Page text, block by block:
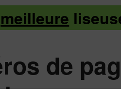
meilleure
de